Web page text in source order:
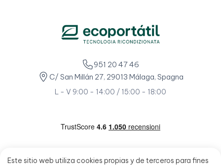
Este sitio web utiliza cookies propias y de terceros para fines
951 20 47 46
C/ San Millán 27, 29013 Málaga, Spagna
L - V 9:00 - 14:00 / 15:00 - 18:00